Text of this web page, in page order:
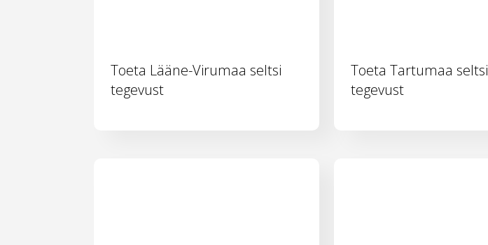
Toeta Lääne-Virumaa seltsi
tegevust
Toeta Tartumaa seltsi
tegevust